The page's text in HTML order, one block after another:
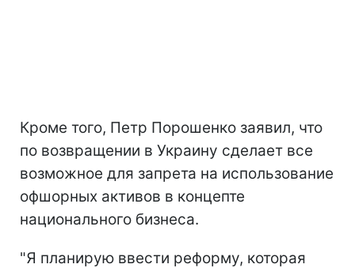
Кроме того, Петр Порошенко заявил, что
по возвращении в Украину сделает все
возможное для запрета на использование
офшорных активов в концепте
национального бизнеса.
"Я планирую ввести реформу, которая